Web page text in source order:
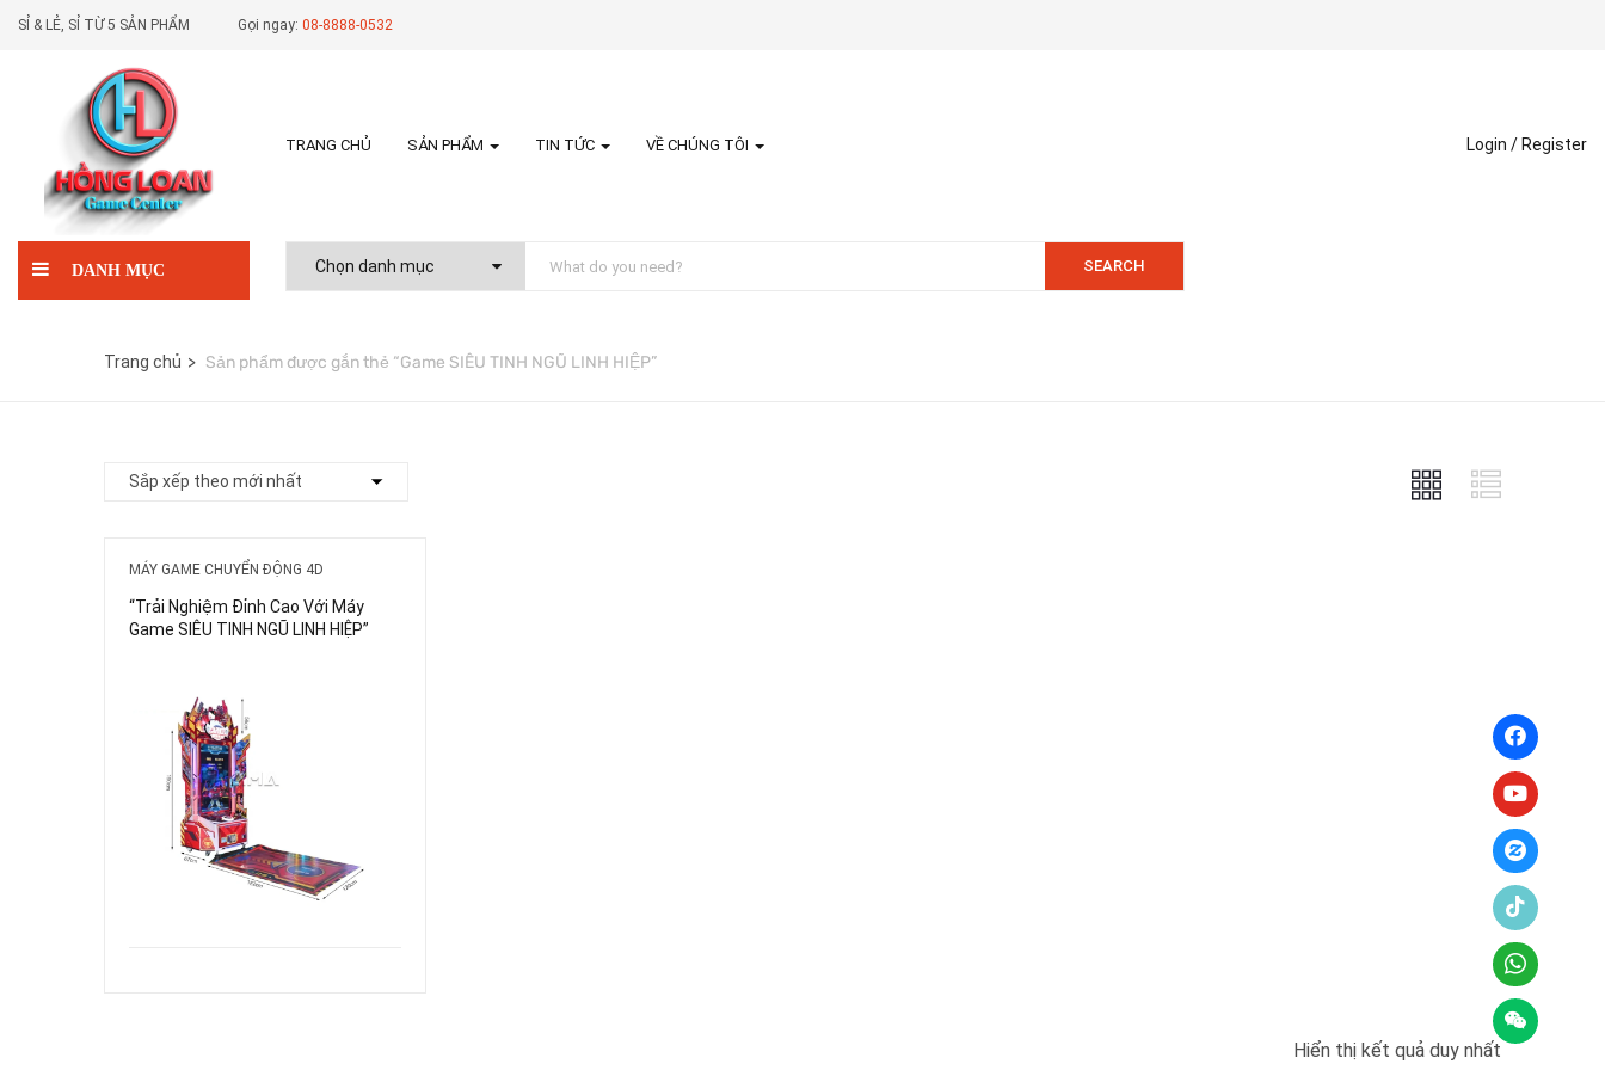
SỈ & LẺ, SỈ TỪ 5 SẢN PHẨM Gọi ngay: 08-8888-0532
TRANG CHỦ SẢN PHẨM TIN TỨC VỀ CHÚNG TÔI Login / Register
DANH MỤC SEARCH
Trang chủ Sản phẩm được gắn thẻ “Game SIÊU TINH NGŨ LINH HIỆP”
MÁY GAME CHUYỂN ĐỘNG 4D
“Trải Nghiệm Đỉnh Cao Với Máy
Game SIÊU TINH NGŨ LINH HIỆP”
Hiển thị kết quả duy nhất